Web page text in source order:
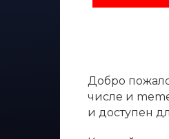
Добро
числе и
и доступен